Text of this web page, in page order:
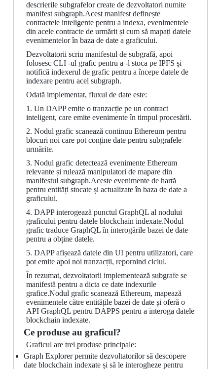
descrierile subgrafelor create de dezvoltatori numite
manifest subgraph.Acest manifest definește
contractele inteligente pentru a indexa, evenimentele
din acele contracte de urmărit și cum să mapați datele
evenimentelor în baza de date a graficului.
Dezvoltatorii scriu manifestul de subgrafă, apoi
folosesc CLI -ul grafic pentru a -l stoca pe IPFS și
notifică indexerul de grafic pentru a începe datele de
indexare pentru acel subgraph.
Odată implementat, fluxul de date este:
1. Un DAPP emite o tranzacție pe un contract
inteligent, care emite evenimente în timpul procesării.
2. Nodul grafic scanează continuu Ethereum pentru
blocuri noi care pot conține date pentru subgrafele
urmărite.
3. Nodul grafic detectează evenimente Ethereum
relevante și rulează manipulatori de mapare din
manifestul subgraph.Aceste evenimente de hartă
pentru entități stocate și actualizate în baza de date a
graficului.
4. DAPP interogează punctul GraphQL al nodului
graficului pentru datele blockchain indexate.Nodul
grafic traduce GraphQL în interogările bazei de date
pentru a obține datele.
5. DAPP afișează datele din UI pentru utilizatori, care
pot emite apoi noi tranzacții, repornind ciclul.
În rezumat, dezvoltatorii implementează subgrafe se
manifestă pentru a dicta ce date indexurile
grafice.Nodul grafic scanează Ethereum, mapează
evenimentele către entitățile bazei de date și oferă o
API GraphQL pentru DAPPS pentru a interoga datele
blockchain indexate.
Ce produse au graficul?
Graficul are trei produse principale:
Graph Explorer permite dezvoltatorilor să descopere
date blockchain indexate și să le interogheze pentru